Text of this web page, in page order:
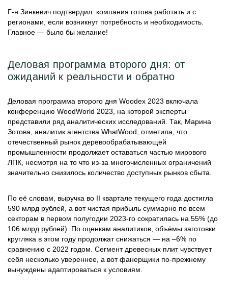
Г-н Зинкевич подтвердил: компания готова работать и с
регионами, если возникнут потребность и необходимость.
Главное — было бы желание!
Деловая программа второго дня: от
ожиданий к реальности и обратно
Деловая программа второго дня Woodex 2023 включала
конференцию WoodWorld 2023, на которой эксперты
представили ряд аналитических исследований. Так, Марина
Зотова, аналитик агентства WhatWood, отметила, что
отечественный рынок деревообрабатывающей
промышленности продолжает оставаться частью мирового
ЛПК, несмотря на то что из-за многочисленных ограничений
значительно снизилось количество доступных рынков сбыта.
По её словам, выручка во II квартале текущего года достигла
590 млрд рублей, а вот чистая прибыль суммарно по всем
секторам в первом полугодии 2023-го сократилась на 55% (до
106 млрд рублей). По оценкам аналитиков, объёмы заготовки
кругляка в этом году продолжат снижаться — на –6% по
сравнению с 2022 годом. Сегмент древесных плит чувствует
себя несколько увереннее, а вот фанерщики по-прежнему
вынуждены адаптироваться к условиям.